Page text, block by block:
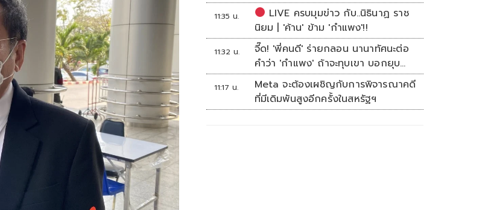
11:35 น.
LIVE ครบมุมข่าว กับ..นิธินาฏ ราช
นิยม | 'ค้าน' ข้าม 'กำแพง'!!
11:32 น.
จี๊ด! 'พี่คนดี' ร่ายกลอน นานาทัศนะต่อ
คำว่า 'กำแพง' ถ้าจะทุบเขา บอกยุบ
แก๊งง่ายกว่า
11:17 น.
Meta จะต้องเผชิญกับการพิจารณาคดี
ที่มีเดิมพันสูงอีกครั้งในสหรัฐฯ